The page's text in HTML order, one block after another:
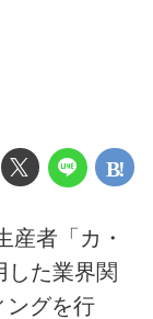
者「カ・
した業界関
ングを行